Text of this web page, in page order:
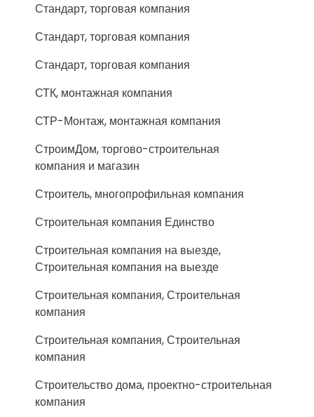
Стандарт, торговая компания
Стандарт, торговая компания
Стандарт, торговая компания
СТК, монтажная компания
СТР-Монтаж, монтажная компания
СтроимДом, торгово-строительная
компания и магазин
Строитель, многопрофильная компания
Строительная компания Единство
Строительная компания на выезде,
Строительная компания на выезде
Строительная компания, Строительная
компания
Строительная компания, Строительная
компания
Строительство дома, проектно-строительная
компания